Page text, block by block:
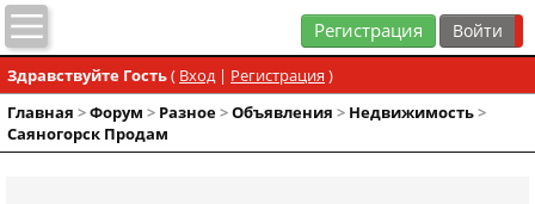
Регистрация
Здравствуйте Гость( Вход| Регистрация )
Главная >Форум > Разное>Объявления > Недвижимость>
Саяногорск Продам